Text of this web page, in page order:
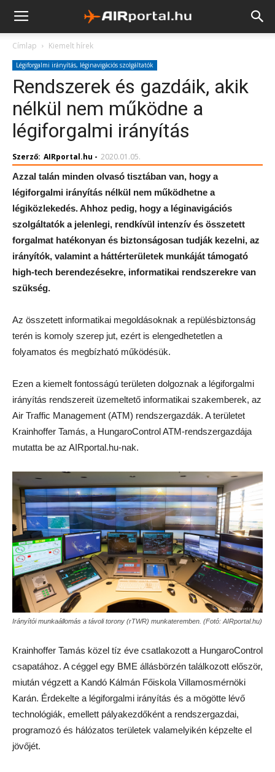
Címlap Kiemelt hírek
Légiforgalmi irányítás, léginavigációs szolgáltatók
Rendszerek és gazdáik, akik
nélkül nem működne a
légiforgalmi irányítás
Szerző: AIRportal.hu - 2020.01.05.
Azzal talán minden olvasó tisztában van, hogy a
légiforgalmi irányítás nélkül nem működhetne a
légiközlekedés. Ahhoz pedig, hogy a léginavigációs
szolgáltatók a jelenlegi, rendkívül intenzív és összetett
forgalmat hatékonyan és biztonságosan tudják kezelni, az
irányítók, valamint a háttérterületek munkáját támogató
high-tech berendezésekre, informatikai rendszerekre van
szükség.
Az összetett informatikai megoldásoknak a repülésbiztonság
terén is komoly szerep jut, ezért is elengedhetetlen a
folyamatos és megbízható működésük.
Ezen a kiemelt fontosságú területen dolgoznak a légiforgalmi
irányítás rendszereit üzemeltető informatikai szakemberek, az
Air Traffic Management (ATM) rendszergazdák. A területet
Krainhoffer Tamás, a HungaroControl ATM-rendszergazdája
mutatta be az AIRportal.hu-nak.
Irányítói munkaállomás a távoli torony (rTWR) munkateremben. (Fotó: AIRportal.hu)
Krainhoffer Tamás közel tíz éve csatlakozott a HungaroControl
csapatához. A céggel egy BME állásbörzén találkozott először,
miután végzett a Kandó Kálmán Főiskola Villamosmérnöki
Karán. Érdekelte a légiforgalmi irányítás és a mögötte lévő
technológiák, emellett pályakezdőként a rendszergazdai,
programozó és hálózatos területek valamelyikén képzelte el
jövőjét.